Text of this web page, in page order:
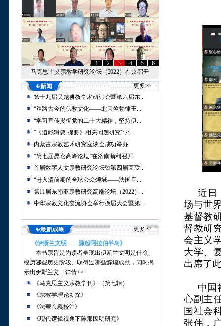
1 2 3 4 5
6
马克思主义宗教学研究论坛（2022）在京召开
⊕新闻
更多>>
第十九届吴越佛教学术研讨会暨第六届东...
“丝路古今的佛教文化——北天竺勃律王...
“学习宣传贯彻党的二十大精神，坚持伊...
“《道藏辑要·提要》相关问题研究”学...
内蒙古宗教艺术研究座谈会成功举办
“第七届昆仑高峰论坛”在济南顺利召开
首届数字人文宗教研究论坛暨第四届互联...
“进入清前期的全球公众领域——法国启...
第11届东南亚宗教研究高端论坛（2022）...
中华宗教文化交流协会举行换届大会暨第...
⊕最新成果 更多>>
《伊斯兰文明——源起阿拉伯半岛》
本书宗旨是为读者呈现出伊斯兰文明是什么、
经历哪些历史阶段、取得过哪些辉煌成就，同时揭
示出伊斯兰文... 详情>>
《马克思主义宗教学刊》（第七辑）
《宗教学理论新探》
《法華玄義校注》
《现代逻辑视角下陈那因明研究》
近日
场与世
基督教
督教研
会主义
大学、
出席了
中国
心副主
国社会
张伟，